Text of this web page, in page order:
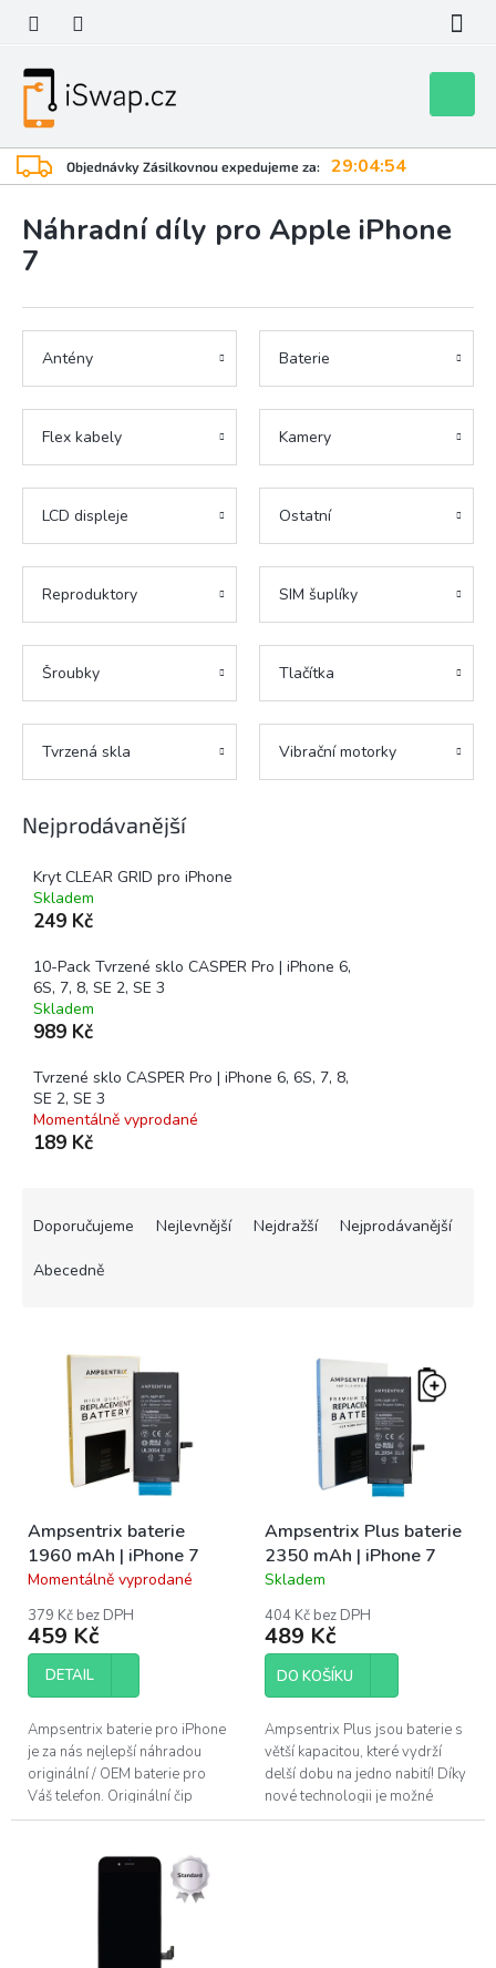
obsah
Objednávky Zásilkovnou expedujeme za: 29:04:53
košík
Náhradní díly pro Apple iPhone
7
Antény Baterie
Flex kabely Kamery
LCD displeje Ostatní
Reproduktory SIM šuplíky
Šroubky Tlačítka
Tvrzená skla Vibrační motorky
Nejprodávanější
Kryt CLEAR GRID pro iPhone
Skladem
249 Kč
10-Pack Tvrzené sklo CASPER Pro | iPhone 6,
6S, 7, 8, SE 2, SE 3
Skladem
989 Kč
Tvrzené sklo CASPER Pro | iPhone 6, 6S, 7, 8,
SE 2, SE 3
Momentálně vyprodané
189 Kč
Doporučujeme Nejlevnější Nejdražší Nejprodávanější
Abecedně
d
u
k
t
ů
Ampsentrix baterie
1960 mAh | iPhone 7
Průměrné
hodnocení
produktu
je
4,1
hvězdiček.
Momentálně vyprodané
379 Kč bez DPH
459 Kč
DETAIL
Ampsentrix baterie pro iPhone
je za nás nejlepší náhradou
originální / OEM baterie pro
Váš telefon. Originální čip
obsažený v baterii zajišťuje
Ampsentrix Plus baterie
2350 mAh | iPhone 7
Průměrné
hodnocení
produktu
je
4,0
hvězdiček.
Skladem
404 Kč bez DPH
489 Kč
DO KOŠÍKU
Ampsentrix Plus jsou baterie s
větší kapacitou, které vydrží
delší dobu na jedno nabití! Díky
nové technologii je možné
zvýšit kapacitu baterie až o